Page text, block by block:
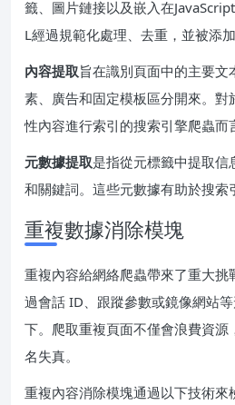
籤、圖片鏈接以及嵌入在
L經過規範化處理、去重，並被添加
內容提取旨在識別頁面中的主要
素、廣告和固定模板區分開來。
性內容進行索引的搜索引擎爬蟲而
元數據提取是指從元標籤中提取信
和關鍵詞。這些元數據有助於搜索
重複數據消除模塊
重複內容給網絡爬蟲帶來了重大挑
過會話 ID、跟蹤參數或鏡像網站
下。爬取重複頁面不僅會浪費資
名失真。
重複內容消除模塊通過以下技術來